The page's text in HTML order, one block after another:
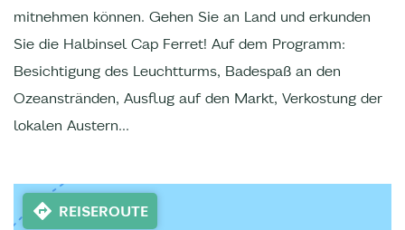
mitnehmen können. Gehen Sie an Land und erkunden
Sie die Halbinsel Cap Ferret! Auf dem Programm:
Besichtigung des Leuchtturms, Badespaß an den
Ozeanstränden, Ausflug auf den Markt, Verkostung der
lokalen Austern...
REISEROUTE